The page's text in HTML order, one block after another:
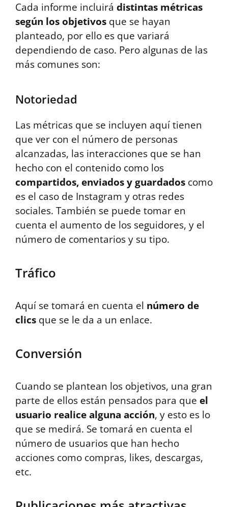
Cada informe incluirá distintas métricas
según los objetivos que se hayan
planteado, por ello es que variará
dependiendo de caso. Pero algunas de las
más comunes son:
Notoriedad
Las métricas que se incluyen aquí tienen
que ver con el número de personas
alcanzadas, las interacciones que se han
hecho con el contenido como los
compartidos, enviados y guardados como
es el caso de Instagram y otras redes
sociales. También se puede tomar en
cuenta el aumento de los seguidores, y el
número de comentarios y su tipo.
Tráfico
Aquí se tomará en cuenta el número de
clics que se le da a un enlace.
Conversión
Cuando se plantean los objetivos, una gran
parte de ellos están pensados para que el
usuario realice alguna acción, y esto es lo
que se medirá. Se tomará en cuenta el
número de usuarios que han hecho
acciones como compras, likes, descargas,
etc.